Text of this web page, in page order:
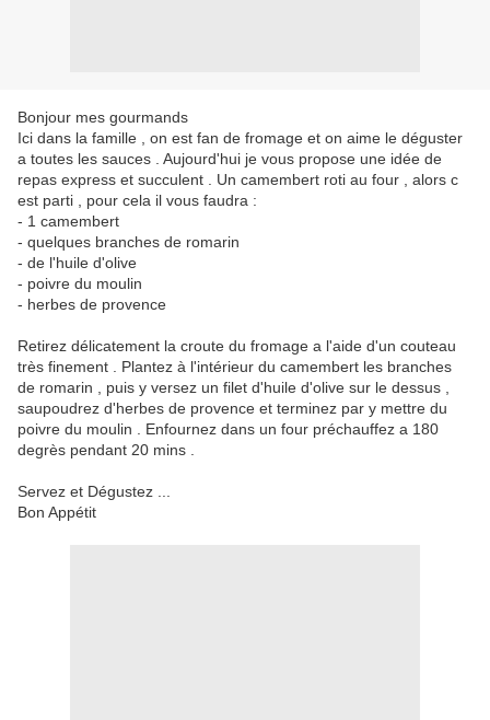
Bonjour mes gourmands
Ici dans la famille , on est fan de fromage et on aime le déguster
a toutes les sauces . Aujourd'hui je vous propose une idée de
repas express et succulent . Un camembert roti au four , alors c
est parti , pour cela il vous faudra :
- 1 camembert
- quelques branches de romarin
- de l'huile d'olive
- poivre du moulin
- herbes de provence
Retirez délicatement la croute du fromage a l'aide d'un couteau
très finement . Plantez à l'intérieur du camembert les branches
de romarin , puis y versez un filet d'huile d'olive sur le dessus ,
saupoudrez d'herbes de provence et terminez par y mettre du
poivre du moulin . Enfournez dans un four préchauffez a 180
degrès pendant 20 mins .
Servez et Dégustez ...
Bon Appétit